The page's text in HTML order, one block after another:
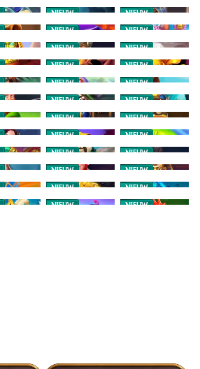
NIEUW
NIEUW
NIEUW
NIEUW
NIEUW
NIEUW
NIEUW
NIEUW
NIEUW
NIEUW
NIEUW
NIEUW
NIEUW
NIEUW
NIEUW
NIEUW
NIEUW
NIEUW
NIEUW
NIEUW
NIEUW
NIEUW
NIEUW NIEUW